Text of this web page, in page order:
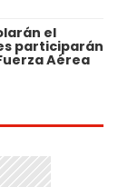
el
participarán
Aérea